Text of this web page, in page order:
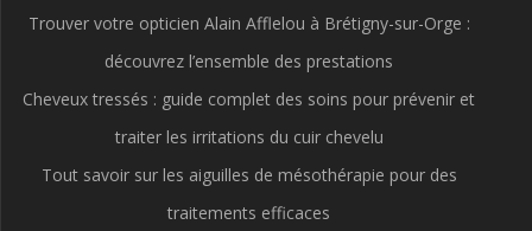
Trouver votre opticien Alain Afflelou à Brétigny-sur-Orge :
découvrez l’ensemble des prestations
Cheveux tressés : guide complet des soins pour prévenir et
traiter les irritations du cuir chevelu
Tout savoir sur les aiguilles de mésothérapie pour des
traitements efficaces